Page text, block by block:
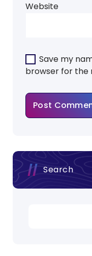
Website
Save my
browser for the
Search